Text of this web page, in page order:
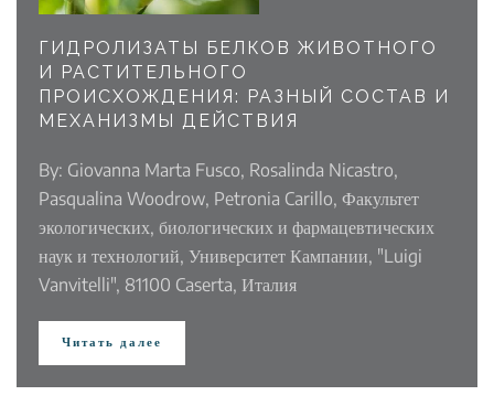
ГИДРОЛИЗАТЫ БЕЛКОВ ЖИВОТНОГО
И РАСТИТЕЛЬНОГО
ПРОИСХОЖДЕНИЯ: РАЗНЫЙ СОСТАВ И
МЕХАНИЗМЫ ДЕЙСТВИЯ
By: Giovanna Marta Fusco, Rosalinda Nicastro,
Pasqualina Woodrow, Petronia Carillo, Факультет
экологических, биологических и фармацевтических
наук и технологий, Университет Кампании, "Luigi
Vanvitelli", 81100 Caserta, Италия
Читать далее